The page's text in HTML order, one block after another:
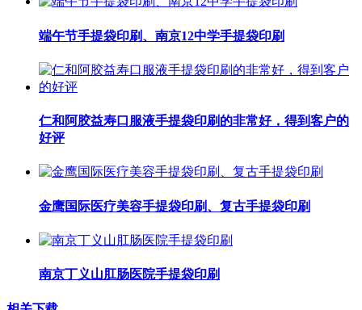
端午节手提袋印刷、南京12中学手提袋印刷
仁和阿胶益寿口服液手提袋印刷的非常好，得到客户的
好评
金鹰国际医疗美容手提袋印刷、复古手提袋印刷
南京丁义山肛肠医院手提袋印刷